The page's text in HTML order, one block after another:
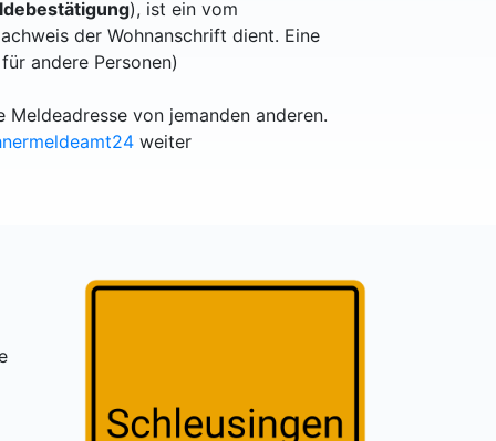
), ist ein vom
der Wohnanschrift dient. Eine
andere Personen)
Meldeadresse von jemanden anderen.
weiter